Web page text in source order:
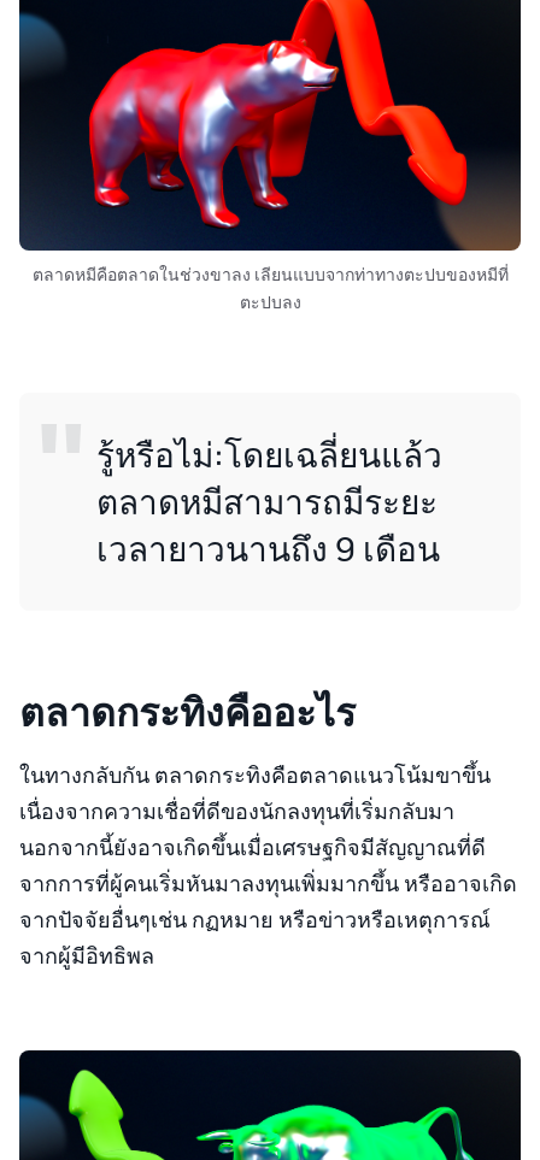
ตลาดหมีคือตลาดในช่วงขาลง เลียนแบบจากท่าทางตะปบของหมีที่
ตะปบลง
รู้หรือไม่:โดยเฉลี่ยนแล้ว
ตลาดหมีสามารถมีระยะ
เวลายาวนานถึง 9 เดือน
ตลาดกระทิงคืออะไร
ในทางกลับกัน ตลาดกระทิงคือตลาดแนวโน้มขาขึ้น
เนื่องจากความเชื่อที่ดีของนักลงทุนที่เริ่มกลับมา
นอกจากนี้ยังอาจเกิดขึ้นเมื่อเศรษฐกิจมีสัญญาณที่ดี
จากการที่ผู้คนเริ่มหันมาลงทุนเพิ่มมากขึ้น หรืออาจเกิด
จากปัจจัยอื่นๆเช่น กฏหมาย หรือข่าวหรือเหตุการณ์
จากผู้มีอิทธิพล